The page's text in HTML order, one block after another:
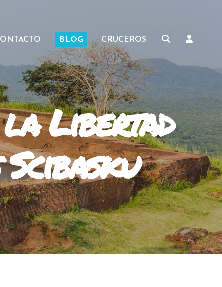
BLOG CRUCEROS
Libertad